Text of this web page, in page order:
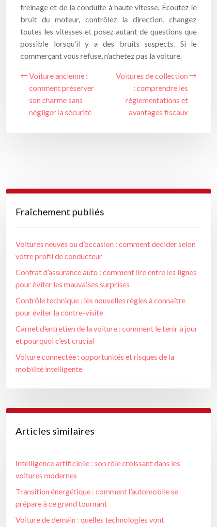
freinage et de la conduite à haute vitesse. Écoutez le
bruit du moteur, contrôlez la direction, changez
toutes les vitesses et posez autant de questions que
possible lorsqu’il y a des bruits suspects. Si le
commerçant vous refuse, n’achetez pas la voiture.
Voiture ancienne :
comment préserver
son charme sans
négliger la sécurité
Voitures de collection
: comprendre les
réglementations et
avantages fiscaux
Fraîchement publiés
Voitures neuves ou d’occasion : comment décider selon
votre profil de conducteur
Contrat d’assurance auto : comment lire entre les lignes
pour éviter les mauvaises surprises
Contrôle technique : les nouvelles règles à connaître
pour éviter la contre-visite
Carnet d’entretien de la voiture : comment le tenir à jour
et pourquoi c’est crucial
Voiture connectée : opportunités et risques de la
mobilité intelligente
Articles similaires
Intelligence artificielle : son rôle croissant dans les
voitures modernes
Transition énergétique : comment l’automobile se
prépare à ce grand tournant
Voiture de demain : quelles technologies vont